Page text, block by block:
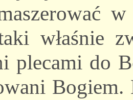
właśnie
plecami do